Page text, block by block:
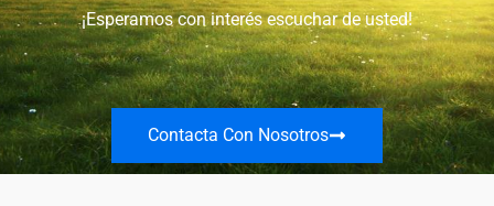
¡Esperamos con interés escuchar de usted!
Contacta Con Nosotros